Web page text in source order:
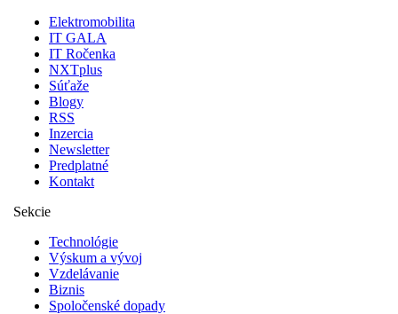
Elektromobilita
IT GALA
IT Ročenka
NXTplus
Súťaže
Blogy
RSS
Inzercia
Newsletter
Predplatné
Kontakt
Sekcie
Technológie
Výskum a vývoj
Vzdelávanie
Biznis
Spoločenské dopady